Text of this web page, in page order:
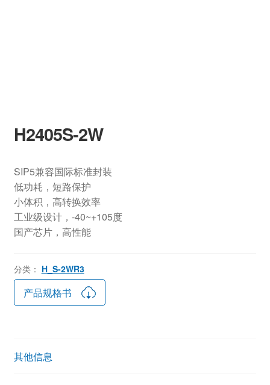
H2405S-2W
SIP5兼容国际标准封装
低功耗，短路保护
小体积，高转换效率
工业级设计，-40~+105度
国产芯片，高性能
分类： H_S-2WR3
产品规格书
其他信息